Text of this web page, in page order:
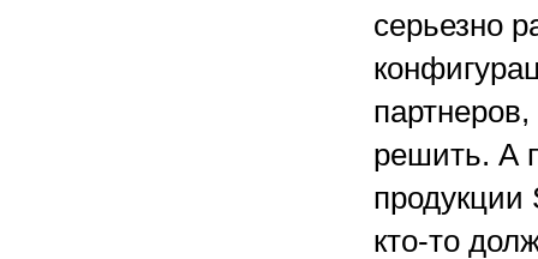
серьезно
решить. А
продукции
кто-то